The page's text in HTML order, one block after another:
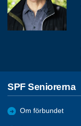
SPF Seniorerna
Om förbundet